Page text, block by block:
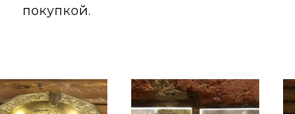
покупкой.